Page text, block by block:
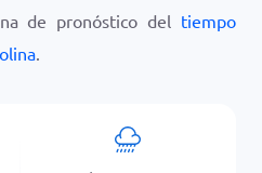
de pronóstico del tiempo
.